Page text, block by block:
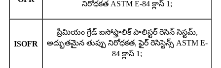
నిరోధకత ASTM E-84 క్లాస్ 1;
ISOFR
ప్రీమియం గ్రేడ్ ఐసోఫ్తాలిక్ పాలిస్టర్ రెసిన్ సిస్టమ్,
అద్భుతమైన తుప్పు నిరోధకత, ఫైర్ రెసిస్టెన్స్ ASTM E-
84 క్లాస్ 1;